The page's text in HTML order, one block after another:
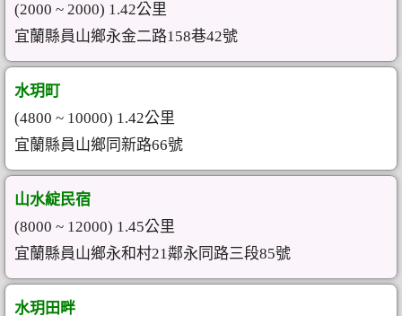
(2000 ~ 2000) 1.42公里
宜蘭縣員山鄉永金二路158巷42號
水玥町
(4800 ~ 10000) 1.42公里
宜蘭縣員山鄉同新路66號
山水綻民宿
(8000 ~ 12000) 1.45公里
宜蘭縣員山鄉永和村21鄰永同路三段85號
水玥田畔